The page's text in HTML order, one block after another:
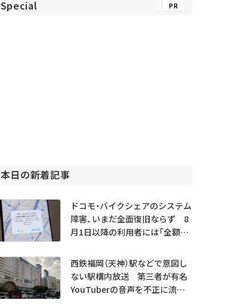
Special PR
本日の新着記事
ドコモ・バイクシェアのシステム
障害、いまだ全面復旧ならず 8
月1日以降の利用者には「全額返
西鉄福岡（天神）駅などで意図し
ない駅構内放送 第三者が有名
YouTuberの音声を不正に流し